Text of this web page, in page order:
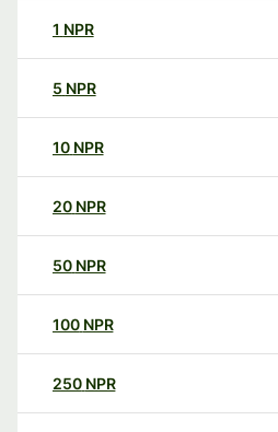
1 NPR
5 NPR
10 NPR
20 NPR
50 NPR
100 NPR
250 NPR